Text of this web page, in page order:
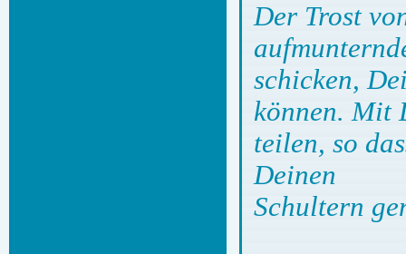
Der Trost
schicken,
können. Mit
teilen, so
Deinen
Schultern